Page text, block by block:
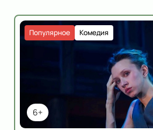
6+
Комедия
Популярное